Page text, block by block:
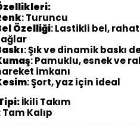
: Turuncu
Özelliği: Lastikli bel,
: Şık ve dinamik baskı
: Pamuklu, esnek ve
imkanı
: Şort, yaz için ideal
İkili Takım
Tam Kalıp